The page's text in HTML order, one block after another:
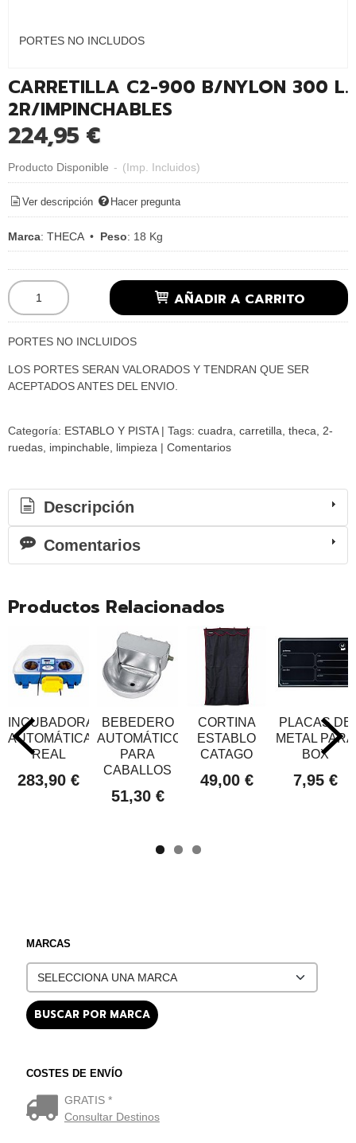
MARCAS
COSTES DE ENVÍO
GRATIS *
Consultar Destinos
PORTES NO INCLUDOS
CARRETILLA C2-900 B/NYLON 300 L.
2R/IMPINCHABLES
224,95 €
Producto Disponible - (Imp. Incluidos)
Ver descripción Hacer pregunta
Marca: THECA• Peso: 18 Kg
AÑADIR A CARRITO
PORTES NO INCLUIDOS
LOS PORTES SERAN VALORADOS Y TENDRAN QUE SER
ACEPTADOS ANTES DEL ENVIO.
Categoría: ESTABLO Y PISTA| Tags: cuadra carretilla theca
2-
ruedas impinchable limpieza | Comentarios
Descripción
Comentarios
Productos Relacionados
INCUBADORA
AUTOMÁTICA
REAL
283,90 €
BEBEDERO
AUTOMÁTICO
PARA
CABALLOS
51,30 €
CORTINA
ESTABLO
CATAGO
49,00 €
PLACAS DE
METAL PARA
BOX
7,95 €